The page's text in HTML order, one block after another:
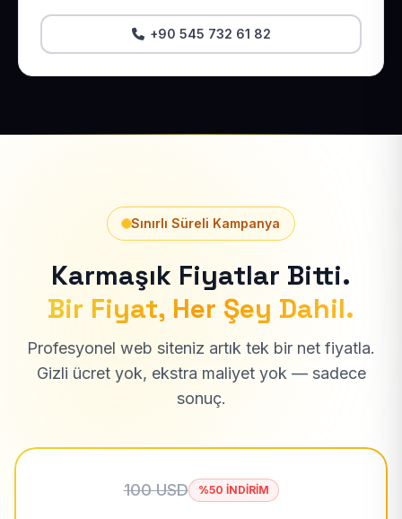
+90 545 732 61 82
Sınırlı Süreli Kampanya
Karmaşık Fiyatlar Bitti.
Bir Fiyat, Her Şey Dahil.
Profesyonel web siteniz artık tek bir net fiyatla.
Gizli ücret yok, ekstra maliyet yok — sadece
sonuç.
100 USD %50 İNDİRİM